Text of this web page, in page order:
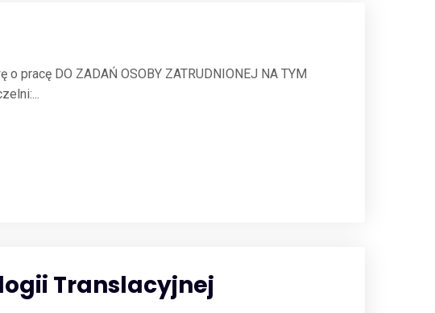
pracę DO ZADAŃ OSOBY ZATRUDNIONEJ NA TYM
Translacyjnej